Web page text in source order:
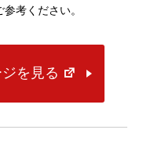
考ください。
を見る